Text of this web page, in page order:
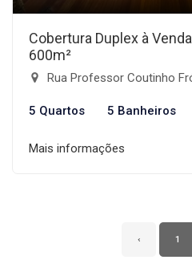
Cobertura Duplex à
600m²
Rua Professor Coutinho Fróis -
5 Quartos 5 Banheiros
Mais informações
‹ 1